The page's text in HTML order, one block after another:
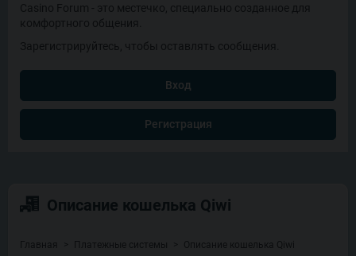
Описание кошелька Qiwi
Главная Платежные системы Описание кошелька Qiwi
Casino Forum - это местечко, специально созданное для
комфортного общения.
Зарегистрируйтесь, чтобы оставлять сообщения.
Вход
Регистрация